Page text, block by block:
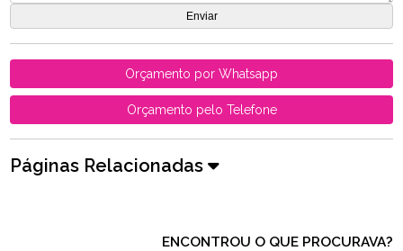
Orçamento por Whatsapp
Orçamento pelo Telefone
Páginas Relacionadas
ENCONTROU O QUE PROCURAVA?